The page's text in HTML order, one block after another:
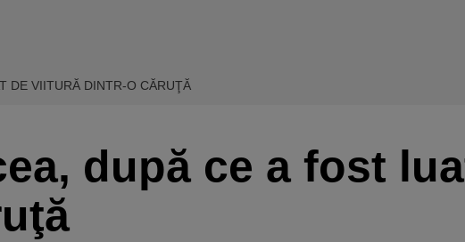
DE VIITURĂ DINTR-O CĂRUŢĂ
după ce a fost